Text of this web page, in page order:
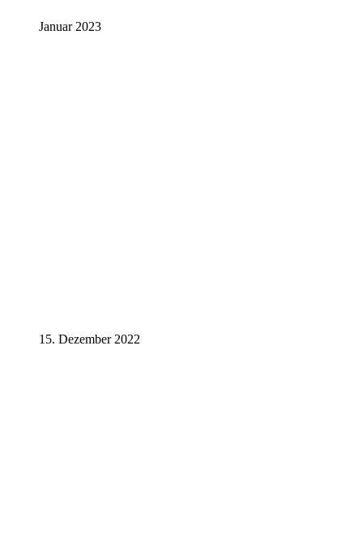
Januar 2023
15. Dezember 2022